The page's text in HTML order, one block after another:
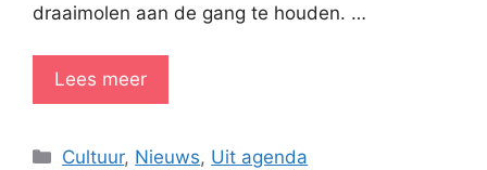
draaimolen aan de gang te houden. …
Lees meer
Categorieën
Cultuur, Nieuws, Uit agenda